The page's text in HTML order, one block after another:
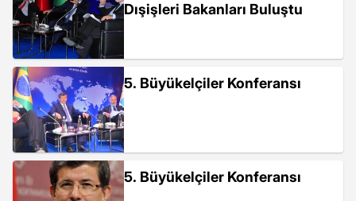
Dışişleri Bakanları Buluştu
5. Büyükelçiler Konferansı
5. Büyükelçiler Konferansı